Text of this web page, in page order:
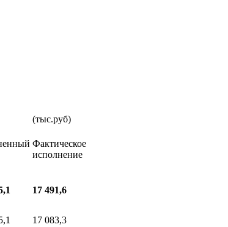
(тыс.руб)
Фактическое
исполнение
17 491,6
17 083,3